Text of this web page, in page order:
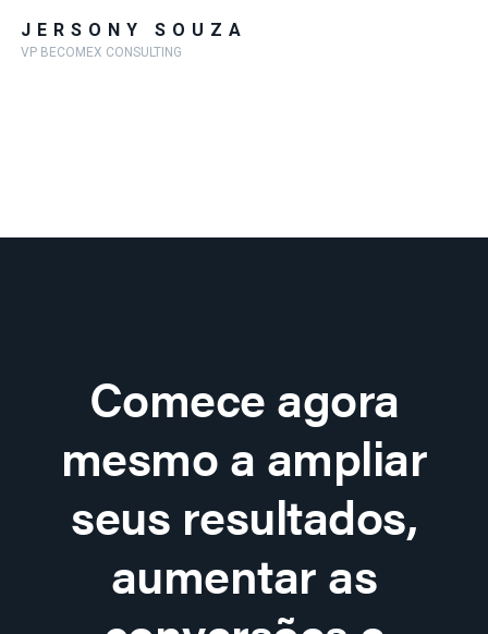
JERSONY SOUZA
VP BECOMEX CONSULTING
Comece agora
mesmo a ampliar
seus resultados,
aumentar as